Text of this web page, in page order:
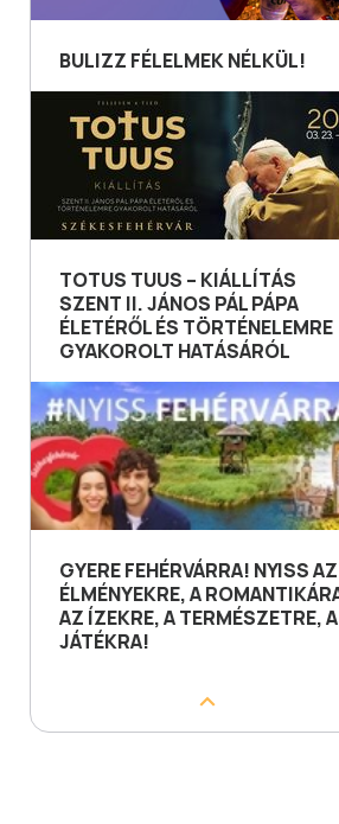
BULIZZ FÉLELMEK NÉLKÜL!
TOTUS TUUS – KIÁLLÍTÁS
SZENT II. JÁNOS PÁL PÁPA
ÉLETÉRŐL ÉS TÖRTÉNELEMRE
GYAKOROLT HATÁSÁRÓL
GYERE FEHÉRVÁRRA! NYISS AZ
ÉLMÉNYEKRE, A
AZ ÍZEKRE, A TERMÉSZETRE, A
JÁTÉKRA!